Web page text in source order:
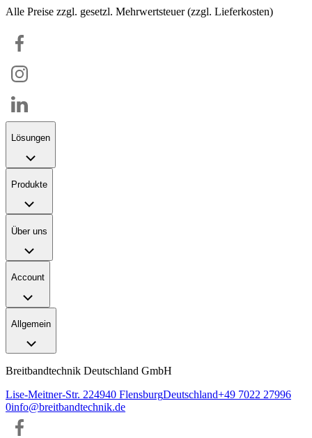
Alle Preise zzgl. gesetzl. Mehrwertsteuer (zzgl. Lieferkosten)
Lösungen
Produkte
Über uns
Account
Allgemein
Breitbandtechnik Deutschland GmbH
Lise-Meitner-Str. 224940 FlensburgDeutschland+49 7022 27996
0info@breitbandtechnik.de